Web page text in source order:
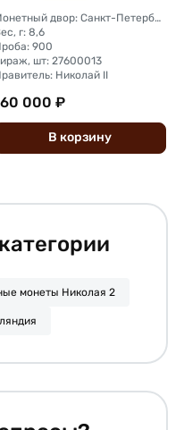
Монетный двор: Санкт-Петербургский монетный двор
г: 8,6
900
шт: 27600013
Николай II
000 ₽
В корзину
монеты Николая 2